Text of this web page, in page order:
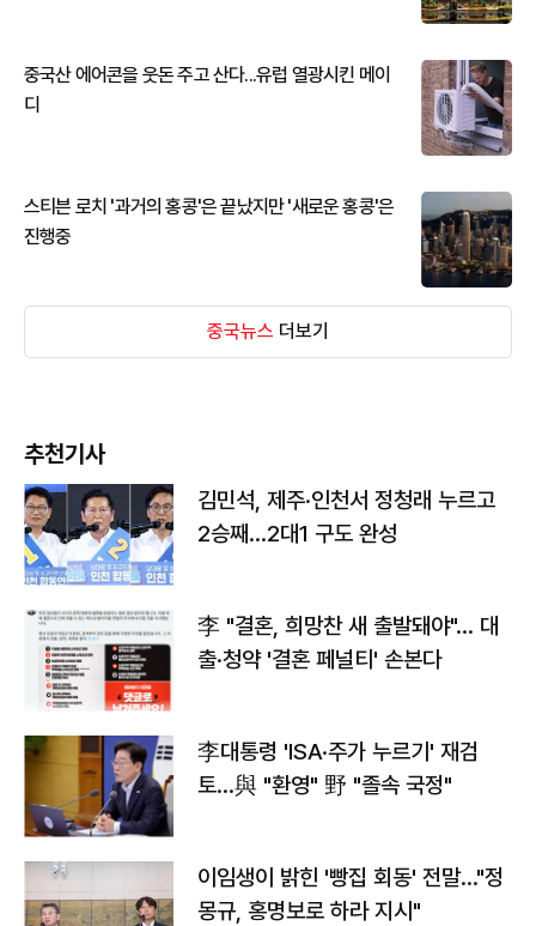
중국산 에어콘을 웃돈 주고 산다...유럽 열광시킨 메이
디
스티븐 로치 '과거의 홍콩'은 끝났지만 '새로운 홍콩'은
진행중
중국뉴스 더보기
추천기사
김민석, 제주·인천서 정청래 누르고
2승째…2대1 구도 완성
李 "결혼, 희망찬 새 출발돼야"… 대
출·청약 '결혼 페널티' 손본다
李대통령 'ISA·주가 누르기' 재검
토…與 "환영" 野 "졸속 국정"
이임생이 밝힌 '빵집 회동' 전말…"정
몽규, 홍명보로 하라 지시"